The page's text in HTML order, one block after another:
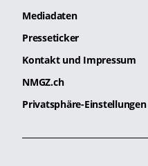
Mediadaten
Presseticker
Kontakt und Impressum
NMGZ.ch
Privatsphäre-Einstellungen